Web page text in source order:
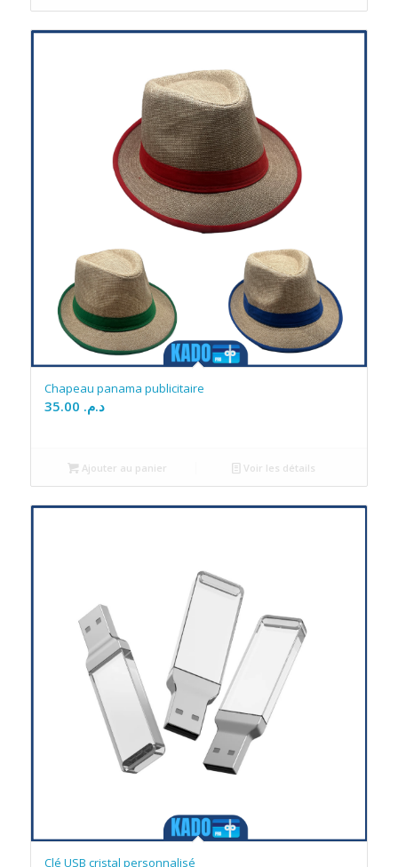
Chapeau panama publicitaire
د.م.
Ajouter au panier Voir les détails
Clé USB cristal personnalisé